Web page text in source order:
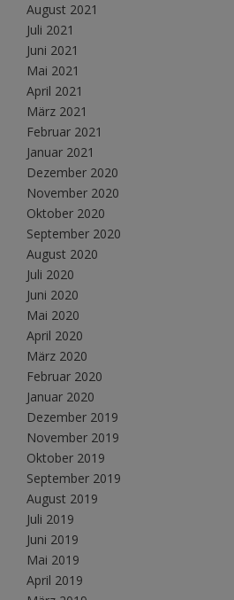
August 2021
Juli 2021
Juni 2021
Mai 2021
April 2021
März 2021
Februar 2021
Januar 2021
Dezember 2020
November 2020
Oktober 2020
September 2020
August 2020
Juli 2020
Juni 2020
Mai 2020
April 2020
März 2020
Februar 2020
Januar 2020
Dezember 2019
November 2019
Oktober 2019
September 2019
August 2019
Juli 2019
Juni 2019
Mai 2019
April 2019